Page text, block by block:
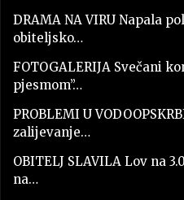
DRAMA NA VIRU Napala
obiteljsko…
FOTOGALERIJA Svečani
pjesmom”…
PROBLEMI U
zalijevanje…
OBITELJ SLAVILA Lov na
na…